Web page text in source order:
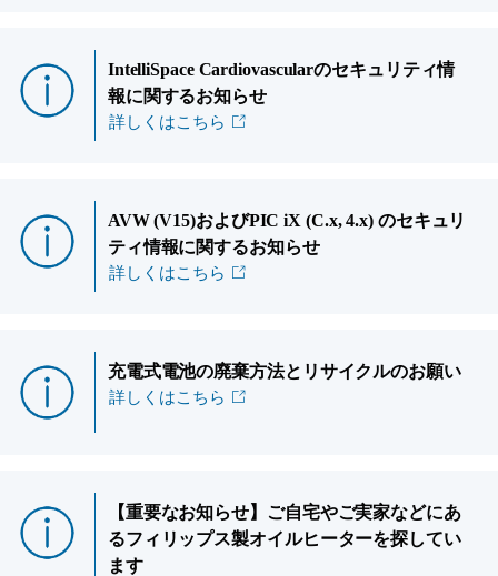
IntelliSpace Cardiovascularのセキュリティ情
報に関するお知らせ
詳しくはこちら
AVW (V15)およびPIC iX (C.x, 4.x) のセキュリ
ティ情報に関するお知らせ
詳しくはこちら
充電式電池の廃棄方法とリサイクルのお願い
詳しくはこちら
【重要なお知らせ】ご自宅やご実家などにあ
るフィリップス製オイルヒーターを探してい
ます